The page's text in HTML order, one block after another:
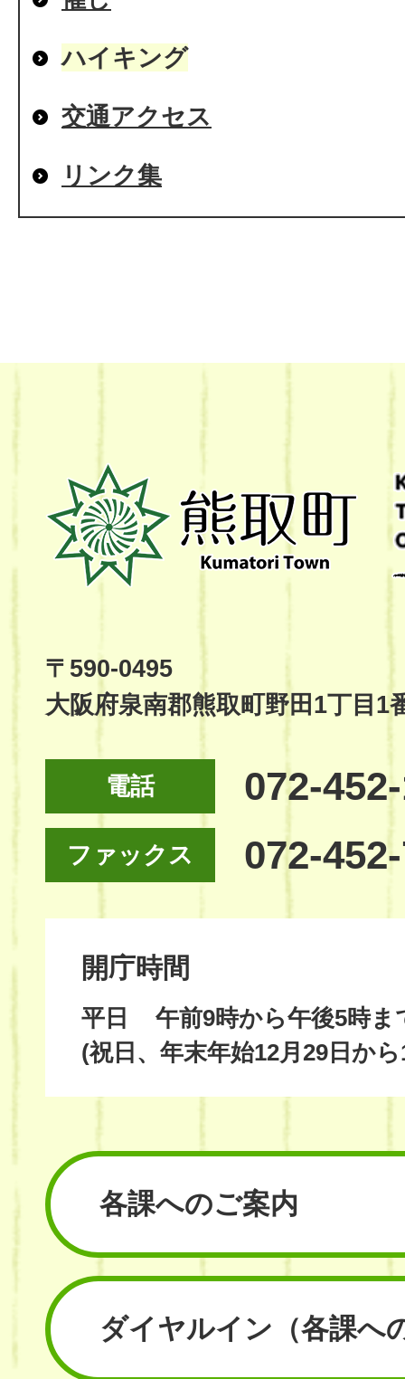
ハイキング
交通アクセス
リンク集
熊
取
町
Kumatori
Site
〒590-0495
大阪府泉南郡熊取町野田1丁目1
電話 072-
ファックス 072-
開庁時間
平日
午前9時から午後5時ま
(祝日、年末年始12月29日か
各課へのご案内
ダイヤルイン （各課へ